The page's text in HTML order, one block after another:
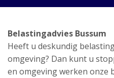
Belastingadvies Bussum
Heeft u deskundig
omgeving? Dan kunt u
en omgeving werken onze